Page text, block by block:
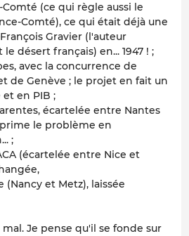
(ce qui règle aussi le
Comté), ce qui était déjà une
Gravier (l'auteur
le désert français) en... 1947 ! ;
avec la concurrence de
de Genève ; le projet en fait un
en PIB ;
écartelée entre Nantes
le problème en
;
(écartelée entre Nice et
et Metz), laissée
Je pense qu'il se fonde sur